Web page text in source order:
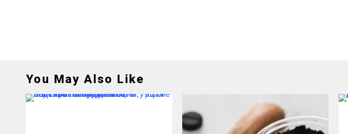
You May Also Like